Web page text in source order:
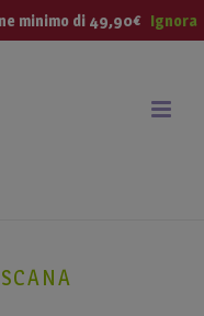
minimo di 49,90€ Ignora
check